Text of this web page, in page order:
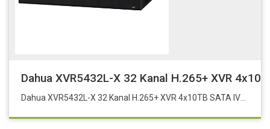
Dahua XVR5432L-X 32 Kanal H.265+ XVR